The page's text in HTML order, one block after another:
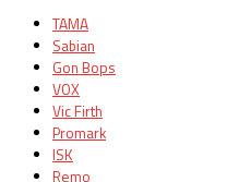
TAMA
Sabian
Gon Bops
VOX
Vic Firth
Promark
ISK
Remo